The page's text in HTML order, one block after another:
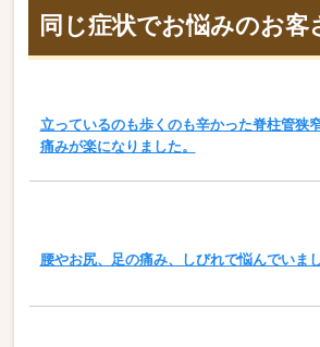
同じ症状でお悩みのお客
立っているのも歩くのも辛かった脊柱管狭
痛みが楽になりました。
腰やお尻、足の痛み、しびれで悩んでいまし